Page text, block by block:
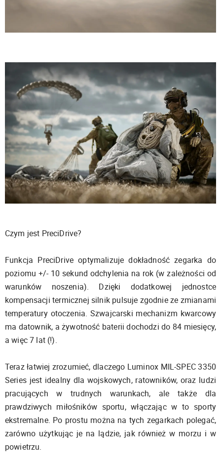
Czym jest PreciDrive?
Funkcja PreciDrive optymalizuje dokładność zegarka do
poziomu +/- 10 sekund odchylenia na rok (w zależności od
warunków noszenia). Dzięki dodatkowej jednostce
kompensacji termicznej silnik pulsuje zgodnie ze zmianami
temperatury otoczenia. Szwajcarski mechanizm kwarcowy
ma datownik, a żywotność baterii dochodzi do 84 miesięcy,
a więc 7 lat (!).
Teraz łatwiej zrozumieć, dlaczego Luminox MIL-SPEC 3350
Series jest idealny dla wojskowych, ratowników, oraz ludzi
pracujących w trudnych warunkach, ale także dla
prawdziwych miłośników sportu, włączając w to sporty
ekstremalne. Po prostu można na tych zegarkach polegać,
zarówno użytkując je na lądzie, jak również w morzu i w
powietrzu.